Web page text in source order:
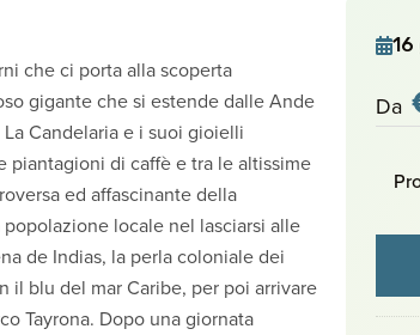
che ci porta alla scoperta
gigante che si estende dalle Ande
Candelaria e i suoi gioielli
di caffè e tra le altissime
ed affascinante della
locale nel lasciarsi alle
de Indias, la perla coloniale dei
il blu del mar Caribe, per poi arrivare
Tayrona. Dopo una giornata
16
Da